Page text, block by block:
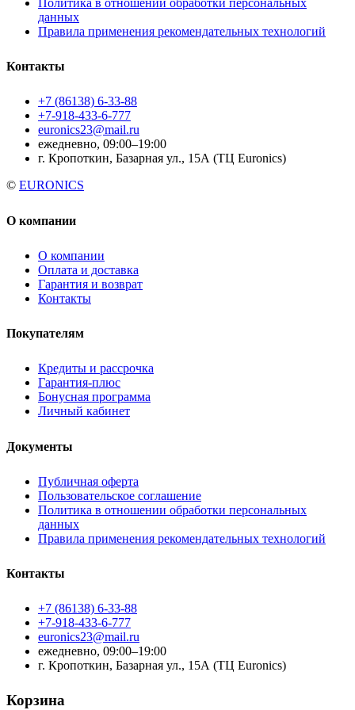
данных
Правила применения рекомендательных технологий
Контакты
+7 (86138) 6-33-88
+7-918-433-6-777
euronics23@mail.ru
ежедневно, 09:00–19:00
г. Кропоткин, Базарная ул., 15А (ТЦ Euronics)
© EURONICS
О компании
О компании
Оплата и доставка
Гарантия и возврат
Контакты
Покупателям
Кредиты и рассрочка
Гарантия-плюс
Бонусная программа
Личный кабинет
Документы
Публичная оферта
Пользовательское соглашение
Политика в отношении обработки персональных
данных
Правила применения рекомендательных технологий
Контакты
+7 (86138) 6-33-88
+7-918-433-6-777
euronics23@mail.ru
ежедневно, 09:00–19:00
г. Кропоткин, Базарная ул., 15А (ТЦ Euronics)
Корзина